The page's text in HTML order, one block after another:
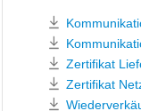
Zertifikat
Zertifikat